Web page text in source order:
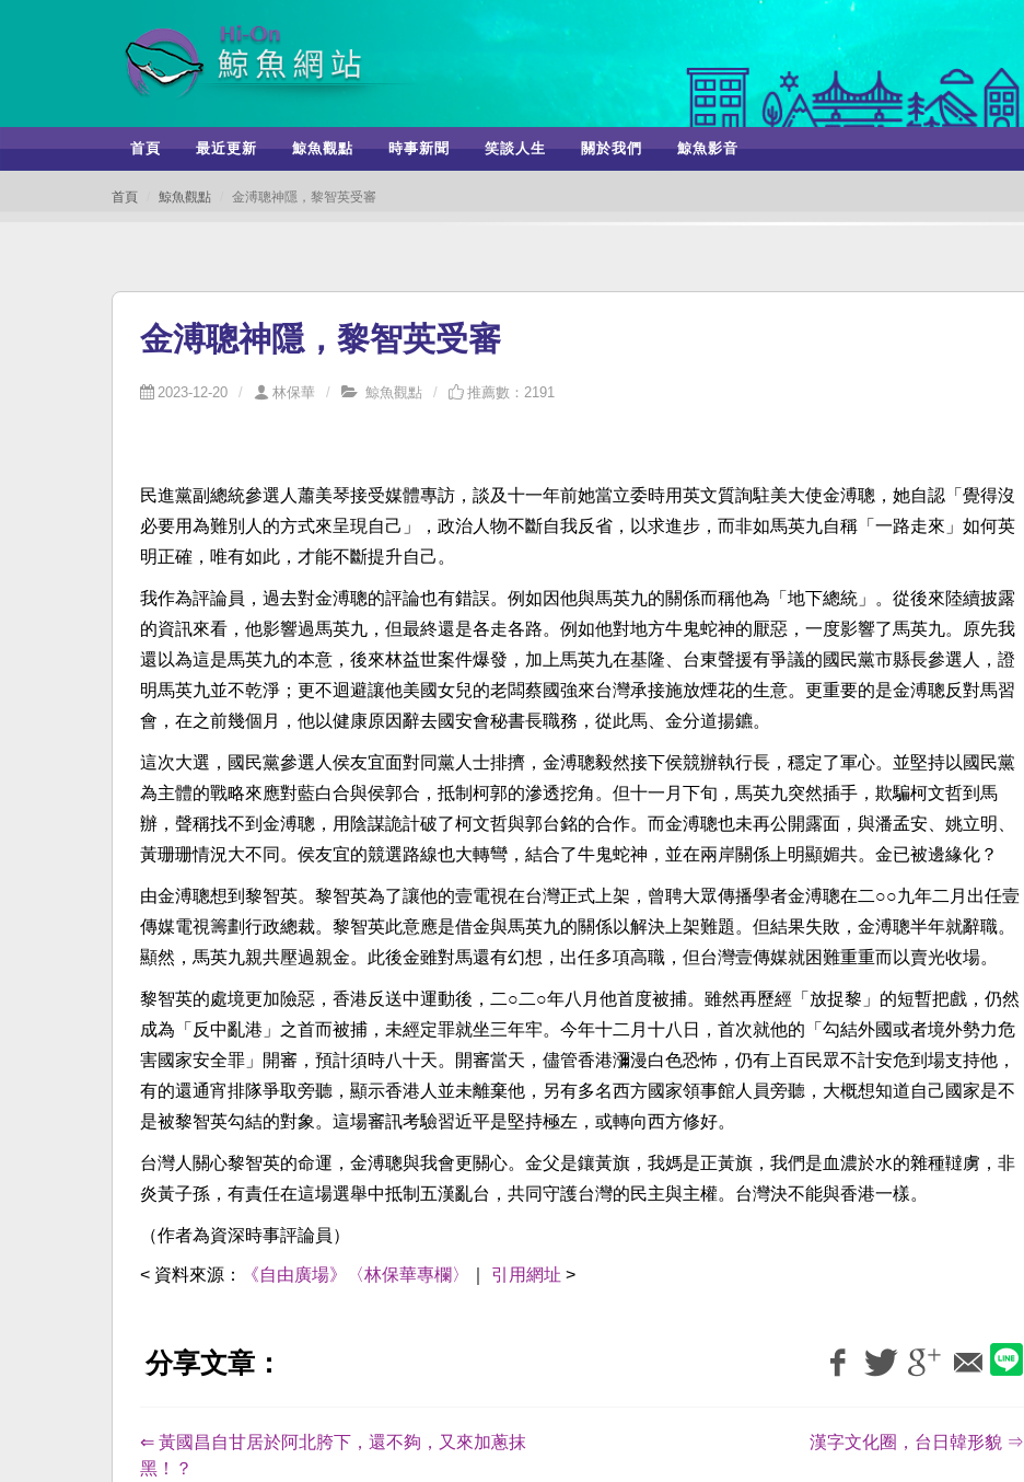
首頁 最近更新 鯨魚觀點 時事新聞 笑談人生 關於我們 鯨魚影音
首頁 鯨魚觀點 金溥聰神隱，黎智英受審
金溥聰神隱，黎智英受審
2023-12-20 林保華 鯨魚觀點 推薦數：2191
民進黨副總統參選人蕭美琴接受媒體專訪，談及十一年前她當立委時用英文質詢駐美大使金溥聰，她自認「覺得沒
必要用為難別人的方式來呈現自己」，政治人物不斷自我反省，以求進步，而非如馬英九自稱「一路走來」如何英
明正確，唯有如此，才能不斷提升自己。
我作為評論員，過去對金溥聰的評論也有錯誤。例如因他與馬英九的關係而稱他為「地下總統」。從後來陸續披露
的資訊來看，他影響過馬英九，但最終還是各走各路。例如他對地方牛鬼蛇神的厭惡，一度影響了馬英九。原先我
還以為這是馬英九的本意，後來林益世案件爆發，加上馬英九在基隆、台東聲援有爭議的國民黨市縣長參選人，證
明馬英九並不乾淨；更不迴避讓他美國女兒的老闆蔡國強來台灣承接施放煙花的生意。更重要的是金溥聰反對馬習
會，在之前幾個月，他以健康原因辭去國安會秘書長職務，從此馬、金分道揚鑣。
這次大選，國民黨參選人侯友宜面對同黨人士排擠，金溥聰毅然接下侯競辦執行長，穩定了軍心。並堅持以國民黨
為主體的戰略來應對藍白合與侯郭合，抵制柯郭的滲透挖角。但十一月下旬，馬英九突然插手，欺騙柯文哲到馬
辦，聲稱找不到金溥聰，用陰謀詭計破了柯文哲與郭台銘的合作。而金溥聰也未再公開露面，與潘孟安、姚立明、
黃珊珊情況大不同。侯友宜的競選路線也大轉彎，結合了牛鬼蛇神，並在兩岸關係上明顯媚共。金已被邊緣化？
由金溥聰想到黎智英。黎智英為了讓他的壹電視在台灣正式上架，曾聘大眾傳播學者金溥聰在二○○九年二月出任壹
傳媒電視籌劃行政總裁。黎智英此意應是借金與馬英九的關係以解決上架難題。但結果失敗，金溥聰半年就辭職。
顯然，馬英九親共壓過親金。此後金雖對馬還有幻想，出任多項高職，但台灣壹傳媒就困難重重而以賣光收場。
黎智英的處境更加險惡，香港反送中運動後，二○二○年八月他首度被捕。雖然再歷經「放捉黎」的短暫把戲，仍然
成為「反中亂港」之首而被捕，未經定罪就坐三年牢。今年十二月十八日，首次就他的「勾結外國或者境外勢力危
害國家安全罪」開審，預計須時八十天。開審當天，儘管香港瀰漫白色恐怖，仍有上百民眾不計安危到場支持他，
有的還通宵排隊爭取旁聽，顯示香港人並未離棄他，另有多名西方國家領事館人員旁聽，大概想知道自己國家是不
是被黎智英勾結的對象。這場審訊考驗習近平是堅持極左，或轉向西方修好。
台灣人關心黎智英的命運，金溥聰與我會更關心。金父是鑲黃旗，我媽是正黃旗，我們是血濃於水的雜種韃虜，非
炎黃子孫，有責任在這場選舉中抵制五漢亂台，共同守護台灣的民主與主權。台灣決不能與香港一樣。
（作者為資深時事評論員）
< 資料來源： 《自由廣場》〈林保華專欄〉 引用網址 >
分享文章：
⇐ 黃國昌自甘居於阿北胯下，還不夠，又來加蔥抹
黑！？
漢字文化圈，台日韓形貌 ⇒